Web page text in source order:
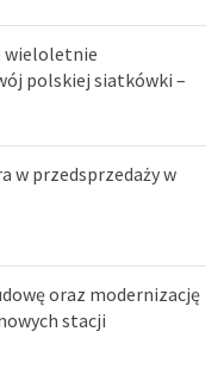
wieloletnie
polskiej siatkówki –
w przedsprzedaży w
oraz modernizację
stacji